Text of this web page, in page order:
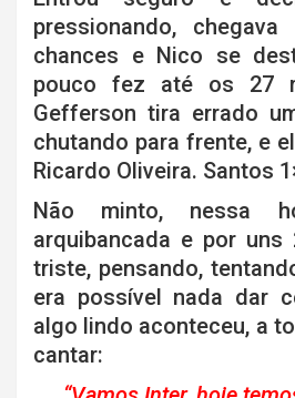
pressionando,
chances e Nico se
pouco fez até os 27
Gefferson tira errado
chutando para frente, e
Ricardo Oliveira. Santos
Não minto, nessa
arquibancada e por
triste, pensando,
era possível nada dar
algo lindo aconteceu, a
cantar: